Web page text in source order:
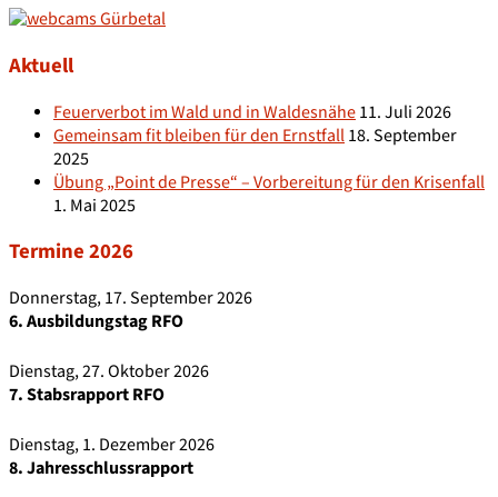
Aktuell
Feuerverbot im Wald und in Waldesnähe11. Juli 2026
Gemeinsam fit bleiben für den Ernstfall18. September
2025
Übung „Point de Presse“ – Vorbereitung für den Krisenfall
1. Mai 2025
Termine 2026
Donnerstag, 17. September 2026
6. Ausbildungstag RFO
Dienstag, 27. Oktober 2026
7. Stabsrapport RFO
Dienstag, 1. Dezember 2026
8. Jahresschlussrapport